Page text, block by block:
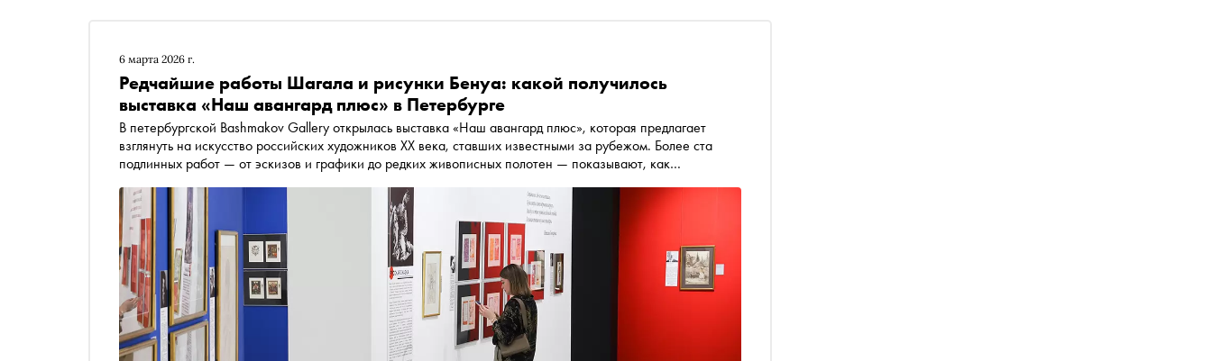
6 марта 2026 г.
Редчайшие работы Шагала и рисунки Бенуа: какой получилось
выставка «Наш авангард плюс» в Петербурге
В петербургской Bashmakov Gallery открылась выставка «Наш авангард плюс», которая предлагает
взглянуть на искусство российских художников XX века, ставших известными за рубежом. Более ста
подлинных работ — от эскизов и графики до редких живописных полотен — показывают, как
Серебряного века до новаторских экспериментов Михаила Шемякина и редчайших работ Марка
Шагала. Практически все экспонаты демонстрируются в России впервые. Подробности — в материале
«Сноба»